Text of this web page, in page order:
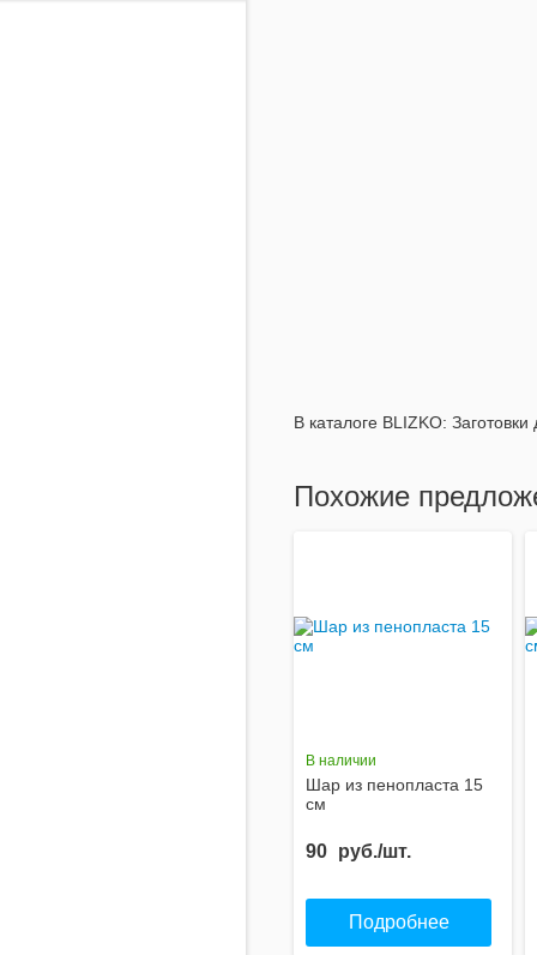
В каталоге BLIZKO:
Похожие
В наличии
Шар из пенопласта 15
см
90 руб./шт.
Подробнее